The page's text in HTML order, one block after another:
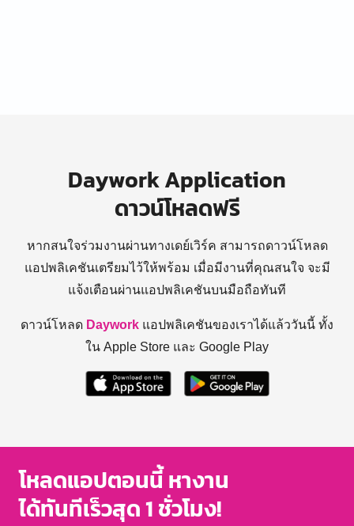
Daywork Application
ดาวน์โหลดฟรี
หากสนใจร่วมงานผ่านทางเดย์เวิร์ค สามารถดาวน์โหลด
แอปพลิเคชันเตรียมไว้ให้พร้อม เมื่อมีงานที่คุณสนใจ จะมี
แจ้งเตือนผ่านแอปพลิเคชันบนมือถือทันที
ดาวน์โหลด Daywork แอปพลิเคชันของเราได้แล้ววันนี้ ทั้ง
ใน Apple Store และ Google Play
โหลดแอปตอนนี้ หางาน
ได้ทันทีเร็วสุด 1 ชั่วโมง!